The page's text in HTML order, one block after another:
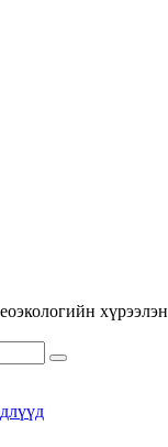
хүрээлэн